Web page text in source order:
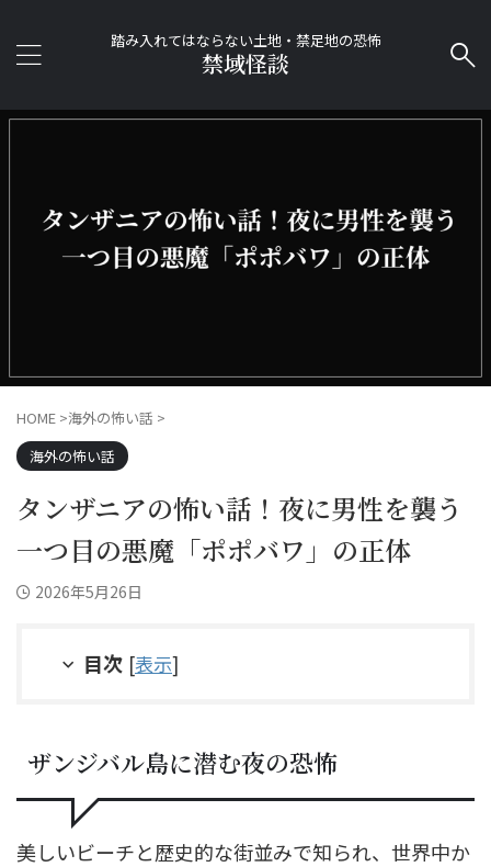
踏み入れてはならない土地・禁足地の恐怖
禁域怪談
HOME >海外の怖い話 >
海外の怖い話
タンザニアの怖い話！夜に男性を襲う
一つ目の悪魔「ポポバワ」の正体
2026年5月26日
目次 [表示]
ザンジバル島に潜む夜の恐怖
美しいビーチと歴史的な街並みで知られ、世界中か